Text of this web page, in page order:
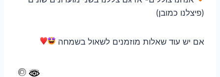
(פיצלנו כמובן)
אם יש עוד שאלות מוזמנים לשאול בשמחה